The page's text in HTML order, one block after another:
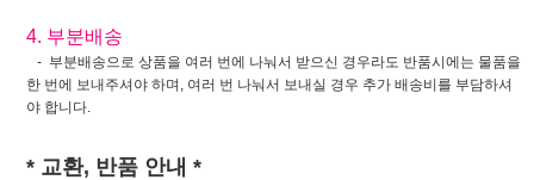
4. 부분배송
- 부분배송으로 상품을 여러 번에 나눠서 받으신 경우라도 반품시에는 물품을
한 번에 보내주셔야 하며, 여러 번 나눠서 보내실 경우 추가 배송비를 부담하셔
야 합니다.
* 교환, 반품 안내 *